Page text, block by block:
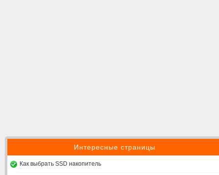
Интересные страницы
Как выбрать SSD накопитель